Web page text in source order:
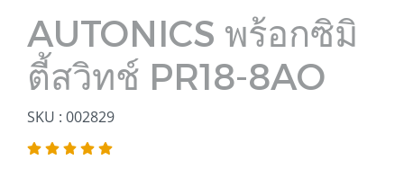
AUTONICS พร้อกซิมิ
ตี้สวิทช์ PR18-8AO
SKU : 002829